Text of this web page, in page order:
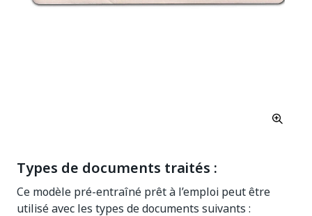
Types de documents traités :
Ce modèle pré-entraîné prêt à l’emploi peut être
utilisé avec les types de documents suivants :